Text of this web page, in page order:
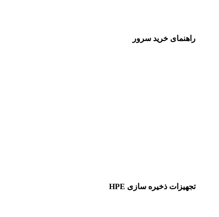
راهنمای خرید سرور
تجهیزات ذخیره سازی HPE